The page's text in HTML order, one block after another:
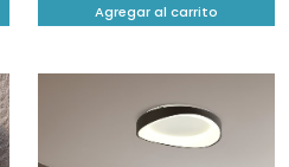
Agregar al carrito